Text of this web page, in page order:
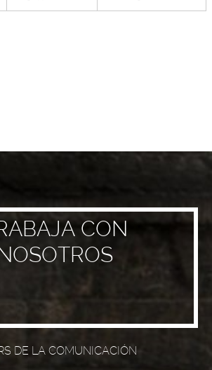
CON
DE LA COMUNICACIÓN